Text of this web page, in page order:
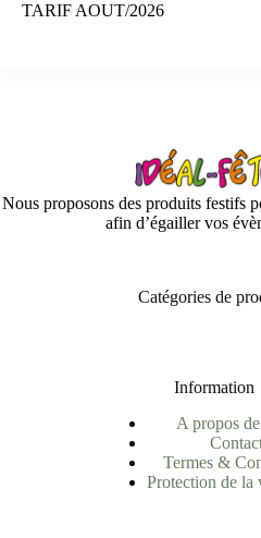
TARIF AOUT/2026
Nous proposons des produits festifs
afin d’égailler vos
Catégories de
Information
A propos
Termes &
Protection de la